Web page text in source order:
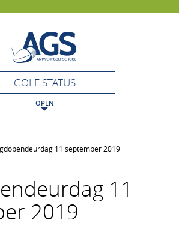
GOLF STATUS
OPEN
11 september 2019
11
2019